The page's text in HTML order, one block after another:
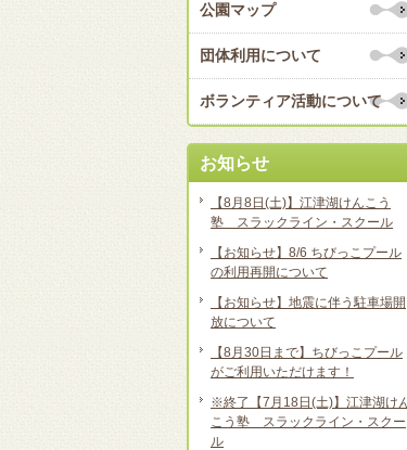
公園マップ
団体利用について
ボランティア活動について
お知らせ
【8月8日(土)】江津湖けんこう
塾 スラックライン・スクール
【お知らせ】8/6 ちびっこプール
の利用再開について
【お知らせ】地震に伴う駐車場開
放について
【8月30日まで】ちびっこプール
がご利用いただけます！
※終了【7月18日(土)】江津湖け
こう塾 スラックライン・スクー
ル